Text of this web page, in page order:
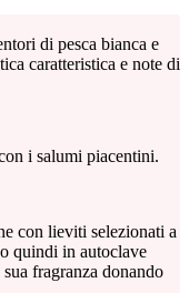
di pesca bianca e
caratteristica e note di
i salumi piacentini.
con lieviti selezionati a
quindi in autoclave
fragranza donando